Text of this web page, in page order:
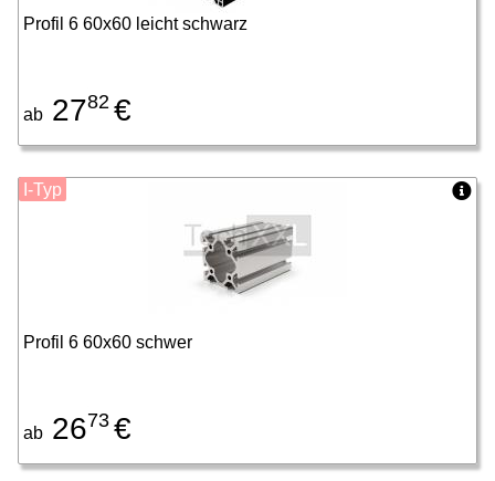
Profil 6 60x60 leicht schwarz
ab 2782 €
Profil 6 60x60 schwer
ab 2673 €
I-Typ